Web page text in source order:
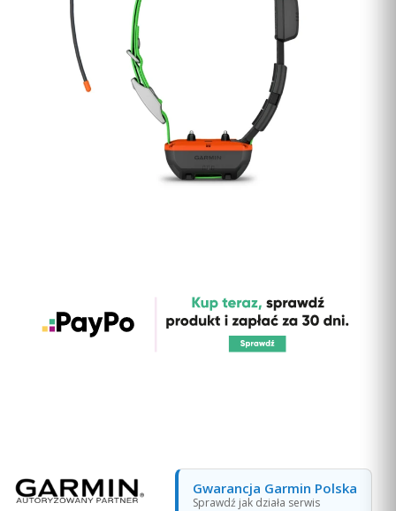
Gwarancja Garmin Polska
Sprawdź jak działa serwis